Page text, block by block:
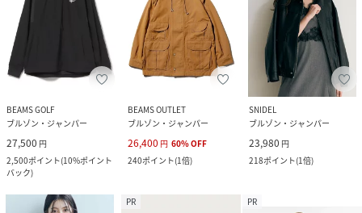
BEAMS GOLF
ブルゾン・ジャンパー
27,500 円
2,500ポイント(10%ポイント
バック)
BEAMS OUTLET
ブルゾン・ジャンパー
26,400 円 60%OFF
240ポイント(1倍)
SNIDEL
ブルゾン・ジャンパー
23,980 円
218ポイント(1倍)
PR PR